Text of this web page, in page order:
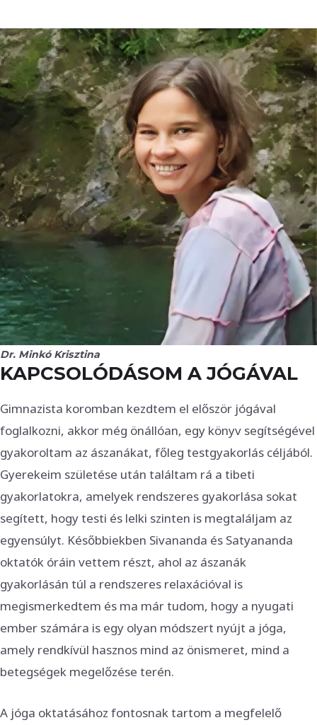
Dr. Minkó Krisztina
KAPCSOLÓDÁSOM A JÓGÁVAL
Gimnazista koromban kezdtem el először jógával
foglalkozni, akkor még önállóan, egy könyv segítségével
gyakoroltam az ászanákat, főleg testgyakorlás céljából.
Gyerekeim születése után találtam rá a tibeti
gyakorlatokra, amelyek rendszeres gyakorlása sokat
segített, hogy testi és lelki szinten is megtaláljam az
egyensúlyt. Későbbiekben Sivananda és Satyananda
oktatók óráin vettem részt, ahol az ászanák
gyakorlásán túl a rendszeres relaxációval is
megismerkedtem és ma már tudom, hogy a nyugati
ember számára is egy olyan módszert nyújt a jóga,
amely rendkívül hasznos mind az önismeret, mind a
betegségek megelőzése terén.
A jóga oktatásához fontosnak tartom a megfelelő